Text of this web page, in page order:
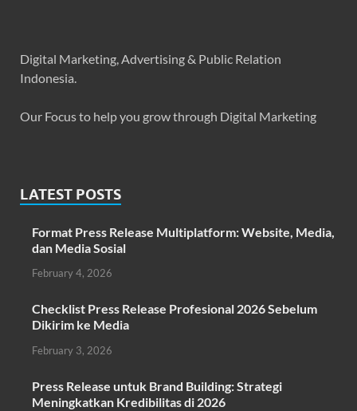
Digital Marketing, Advertising & Public Relation
Indonesia.
Our Focus to help you grow through Digital Marketing
LATEST POSTS
Format Press Release Multiplatform: Website, Media,
dan Media Sosial
February 4, 2026
Checklist Press Release Profesional 2026 Sebelum
Dikirim ke Media
February 3, 2026
Press Release untuk Brand Building: Strategi
Meningkatkan Kredibilitas di 2026